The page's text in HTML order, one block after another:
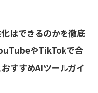
はできるのかを徹底
やTikTokで合
すすめAIツールガイ